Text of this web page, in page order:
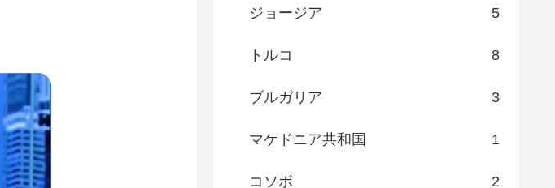
ジョージア 5
トルコ 8
ブルガリア 3
マケドニア共和国 1
コソボ 2